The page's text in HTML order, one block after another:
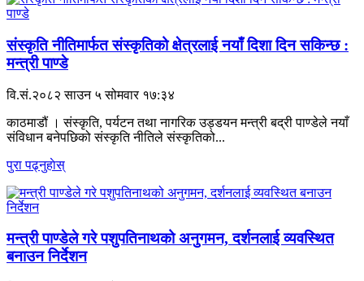
संस्कृति नीतिमार्फत संस्कृतिको क्षेत्रलाई नयाँ दिशा दिन सकिन्छ :
मन्त्री पाण्डे
वि.सं.२०८२ साउन ५ सोमवार १७:३४
काठमाडौं । संस्कृति, पर्यटन तथा नागरिक उड्डयन मन्त्री बद्री पाण्डेले नयाँ
संविधान बनेपछिको संस्कृति नीतिले संस्कृतिको...
पुरा पढ्नुहाेस्
मन्त्री पाण्डेले गरे पशुपतिनाथको अनुगमन, दर्शनलाई व्यवस्थित
बनाउन निर्देशन